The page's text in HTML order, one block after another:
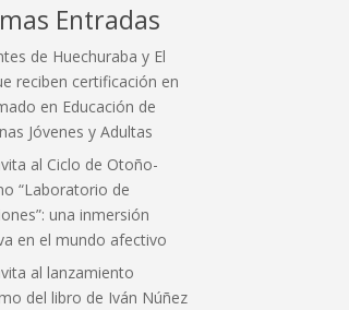
Entradas
de Huechuraba y El
reciben certificación en
en Educación de
Jóvenes y Adultas
al Ciclo de Otoño-
“Laboratorio de
una inmersión
en el mundo afectivo
al lanzamiento
del libro de Iván Núñez